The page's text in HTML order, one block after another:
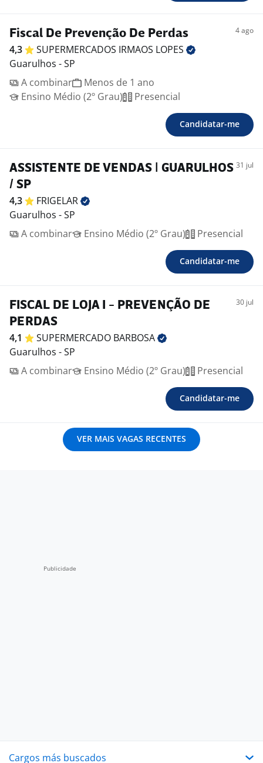
Fiscal De Prevenção De Perdas 4 ago
4,3 SUPERMERCADOS IRMAOS LOPES
Guarulhos - SP
A combinar
Menos de 1 ano
Ensino Médio (2º Grau)
Presencial
Candidatar-me
ASSISTENTE DE VENDAS | GUARULHOS
/ SP
31 jul
4,3
FRIGELAR
Guarulhos - SP
A combinar
Ensino Médio (2º Grau) Presencial
Candidatar-me
FISCAL DE LOJA I - PREVENÇÃO DE
PERDAS
30 jul
4,1 SUPERMERCADO BARBOSA
Guarulhos - SP
A combinar
Ensino Médio (2º Grau) Presencial
Candidatar-me
VER MAIS VAGAS RECENTES
Cargos más buscados